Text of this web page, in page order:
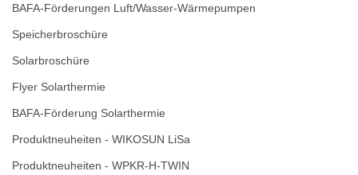
BAFA-Förderungen Luft/Wasser-Wärmepumpen
Speicherbroschüre
Solarbroschüre
Flyer Solarthermie
BAFA-Förderung Solarthermie
Produktneuheiten - WIKOSUN LiSa
Produktneuheiten - WPKR-H-TWIN